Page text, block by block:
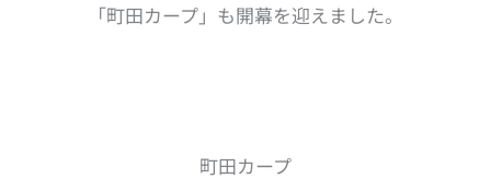
「町田カープ」も開幕を迎えました。
町田カープ